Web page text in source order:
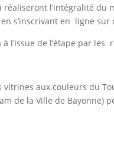
l’intégralité
s’inscrivant en ligne sur
l’issue de l’étape par les
aux couleurs du
de la Ville de